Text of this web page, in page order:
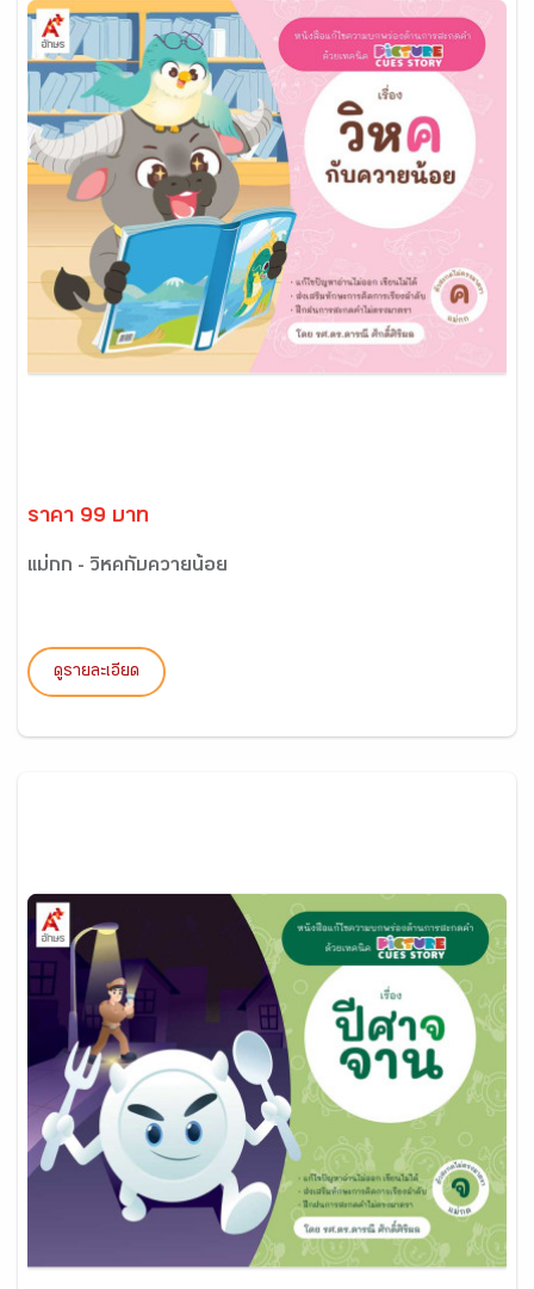
ราคา 99 บาท
แม่กก - วิหคกับควายน้อย
ดูรายละเอียด